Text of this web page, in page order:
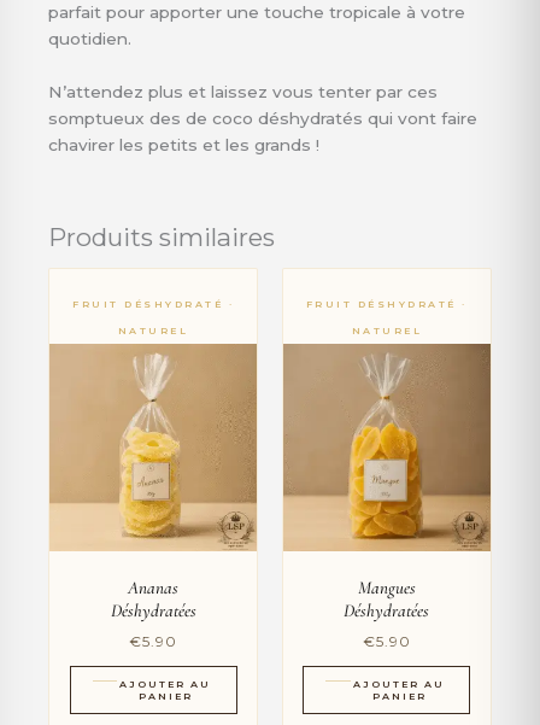
parfait pour apporter une touche tropicale à votre
quotidien.
N’attendez plus et laissez vous tenter par ces
somptueux des de coco déshydratés qui vont faire
chavirer les petits et les grands !
Produits similaires
Ananas
Déshydratées
€5.90
AJOUTER AU
PANIER
Mangues
Déshydratées
€5.90
AJOUTER AU
PANIER